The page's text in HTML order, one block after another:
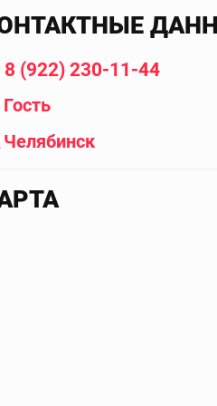
8 (922) 230-11-44
Гость
Челябинск